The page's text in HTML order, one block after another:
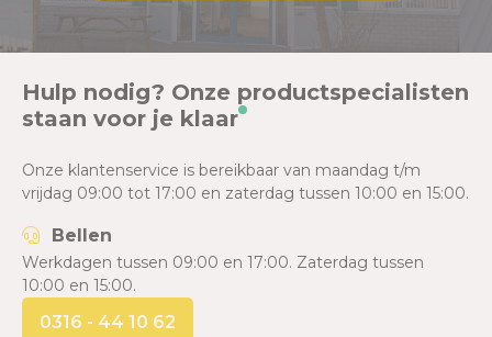
Hulp nodig? Onze productspecialisten
staan voor je klaar
Onze klantenservice is bereikbaar van maandag t/m
vrijdag 09:00 tot 17:00 en zaterdag tussen 10:00 en 15:00.
Bellen
Werkdagen tussen 09:00 en 17:00. Zaterdag tussen
10:00 en 15:00.
0316 - 44 10 62